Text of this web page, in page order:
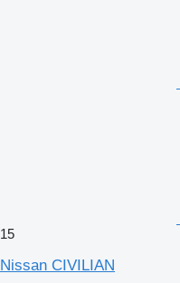
15
Nissan CIVILIAN